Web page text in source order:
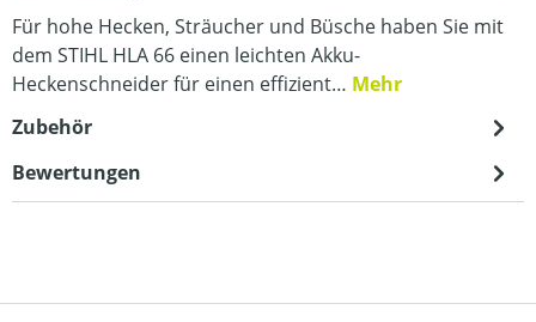
Für hohe Hecken, Sträucher und Büsche haben Sie mit
dem STIHL HLA 66 einen leichten Akku-
Heckenschneider für einen effizient… Mehr
Zubehör
Bewertungen